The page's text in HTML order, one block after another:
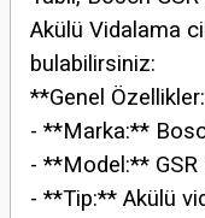
Akülü Vidalama
bulabilirsiniz:
**Genel
- **Marka:**
- **Model:** GSR
- **Tip:** Akülü